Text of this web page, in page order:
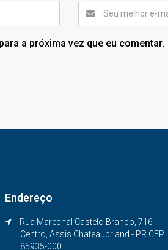
a próxima vez que eu comentar.
Endereço
Rua Marechal Castelo Branco, 716
Centro, Assis Chateaubriand - PR CEP
85935-000